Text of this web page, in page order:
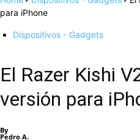
para iPhone
Dispositivos - Gadgets
El Razer Kishi
versión para
By
Pedro A.